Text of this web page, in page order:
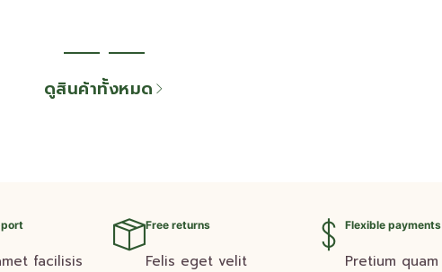
ดูสินค้าทั้งหมด
facilisis
Free returns
Felis eget velit
Flexible payments
Pretium quam